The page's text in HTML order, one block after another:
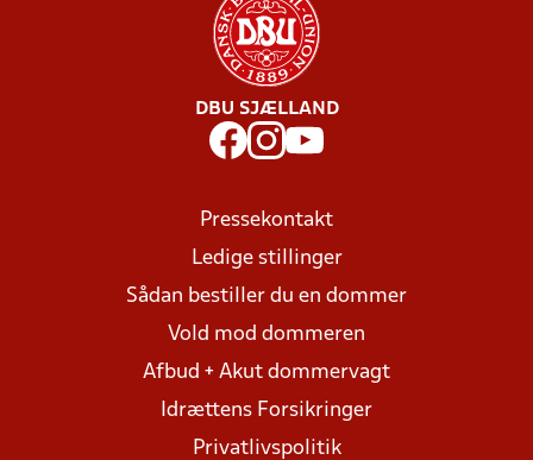
DBU SJÆLLAND
Pressekontakt
Ledige stillinger
Sådan bestiller du en dommer
Vold mod dommeren
Afbud + Akut dommervagt
Idrættens Forsikringer
Privatlivspolitik